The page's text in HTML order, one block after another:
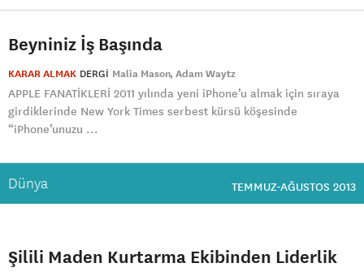
Beyniniz İş Başında
KARAR ALMAK DERGI Malia Mason Adam Waytz
APPLE FANATİKLERİ 2011 yılında yeni iPhone’u almak için sıraya
girdiklerinde New York Times serbest kürsü köşesinde
“iPhone’unuzu ...
Dünya TEMMUZ-AĞUSTOS 2013
Şilili Maden Kurtarma Ekibinden Liderlik